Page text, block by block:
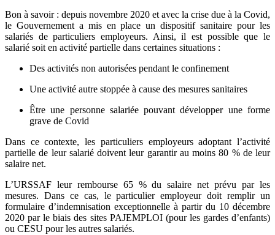
Bon à savoir : depuis novembre 2020 et avec la crise due à la Covid,
le Gouvernement a mis en place un dispositif sanitaire pour les
salariés de particuliers employeurs. Ainsi, il est possible que le
salarié soit en activité partielle dans certaines situations :
Des activités non autorisées pendant le confinement
Une activité autre stoppée à cause des mesures sanitaires
Être une personne salariée pouvant développer une forme
grave de Covid
Dans ce contexte, les particuliers employeurs adoptant l’activité
partielle de leur salarié doivent leur garantir au moins 80 % de leur
salaire net.
L’URSSAF leur rembourse 65 % du salaire net prévu par les
mesures. Dans ce cas, le particulier employeur doit remplir un
formulaire d’indemnisation exceptionnelle à partir du 10 décembre
2020 par le biais des sites PAJEMPLOI (pour les gardes d’enfants)
ou CESU pour les autres salariés.